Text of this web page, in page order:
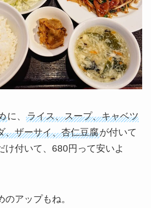
に、 ライス、スープ、キャベツ
、ザーサイ、杏仁豆腐が付いて
け付いて、680円って安いよ
アップもね。